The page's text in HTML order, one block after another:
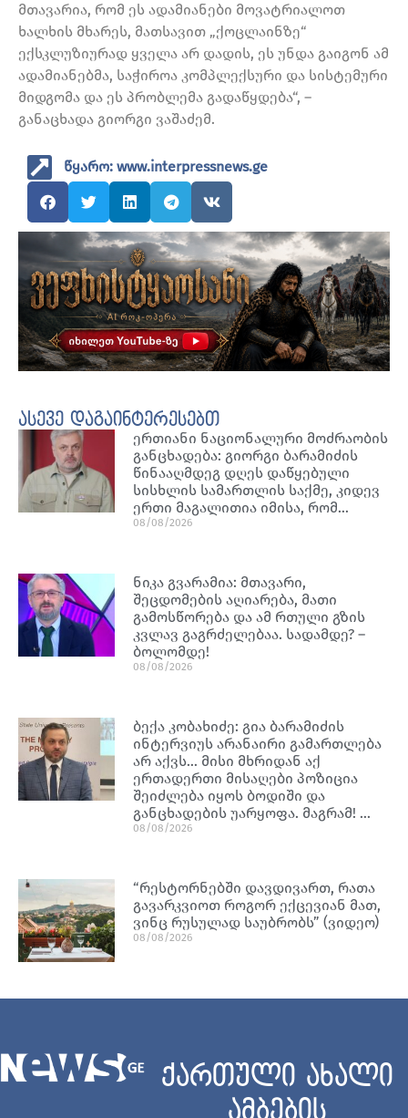
მთავარია, რომ ეს ადამიანები მოვატრიალოთ
ხალხის მხარეს, მათსავით „ქოცლაინზე“
ექსკლუზიურად ყველა არ დადის, ეს უნდა გაიგონ ამ
ადამიანებმა, საჭიროა კომპლექსური და სისტემური
მიდგომა და ეს პრობლემა გადაწყდება“, –
განაცხადა გიორგი ვაშაძემ.
წყარო: www.interpressnews.ge
ასევე დაგაინტერესებთ
ერთიანი ნაციონალური მოძრაობის
განცხადება: გიორგი ბარამიძის
წინააღმდეგ დღეს დაწყებული
სისხლის სამართლის საქმე, კიდევ
ერთი მაგალითია იმისა, რომ…
08/08/2026
ნიკა გვარამია: მთავარი,
შეცდომების აღიარება, მათი
გამოსწორება და ამ რთული გზის
კვლავ გაგრძელებაა. სადამდე? –
ბოლომდე!
08/08/2026
ბექა კობახიძე: გია ბარამიძის
ინტერვიუს არანაირი გამართლება
არ აქვს… მისი მხრიდან აქ
ერთადერთი მისაღები პოზიცია
შეიძლება იყოს ბოდიში და
განცხადების უარყოფა. მაგრამ! …
08/08/2026
“რესტორნებში დავდივართ, რათა
გავარკვიოთ როგორ ექცევიან მათ,
ვინც რუსულად საუბრობს” (ვიდეო)
08/08/2026
ქართული ახალი